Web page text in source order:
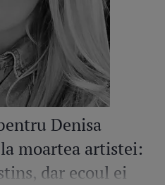
Denisa
moartea artistei:
dar ecoul ei